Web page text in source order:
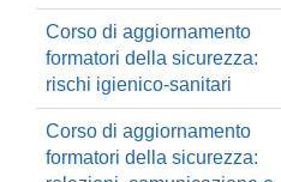
Corso di aggiornamento
formatori della sicurezza:
rischi igienico-sanitari
Corso di aggiornamento
formatori della sicurezza: